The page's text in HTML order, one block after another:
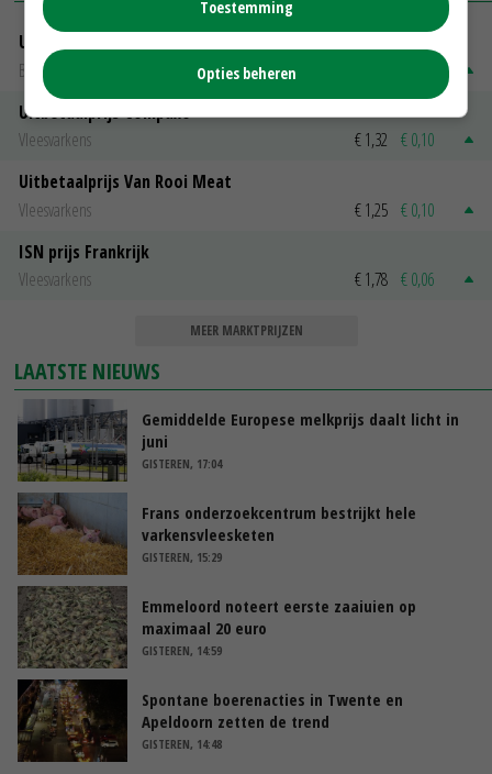
Uitbetaalprijs DCA BestPigletPrice
Biggen weekprijzen
Uitbetaalprijs Compaxo
Vleesvarkens
€ 1,32 € 0,10
Uitbetaalprijs Van Rooi Meat
Vleesvarkens
€ 1,25 € 0,10
ISN prijs Frankrijk
Vleesvarkens
€ 1,78 € 0,06
MEER MARKTPRIJZEN
LAATSTE NIEUWS
Gemiddelde Europese melkprijs daalt licht in
juni
GISTEREN, 17:04
Frans onderzoekcentrum bestrijkt hele
varkensvleesketen
GISTEREN, 15:29
Emmeloord noteert eerste zaaiuien op
maximaal 20 euro
GISTEREN, 14:59
Spontane boerenacties in Twente en
Apeldoorn zetten de trend
GISTEREN, 14:48
Toestemming
Opties beheren